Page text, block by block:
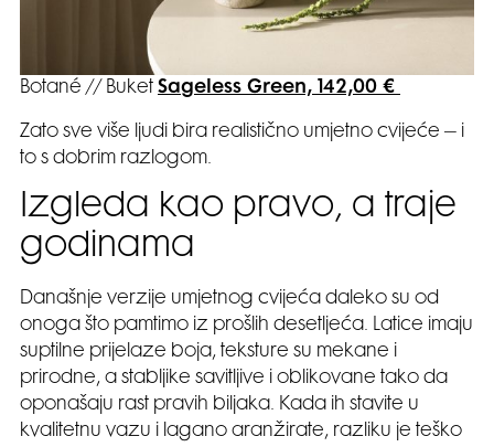
Botané // Buket Sageless Green, 142,00 €
Zato sve više ljudi bira realistično umjetno cvijeće – i
to s dobrim razlogom.
Izgleda kao pravo, a traje
godinama
Današnje verzije umjetnog cvijeća daleko su od
onoga što pamtimo iz prošlih desetljeća. Latice imaju
suptilne prijelaze boja, teksture su mekane i
prirodne, a stabljike savitljive i oblikovane tako da
oponašaju rast pravih biljaka. Kada ih stavite u
kvalitetnu vazu i lagano aranžirate, razliku je teško